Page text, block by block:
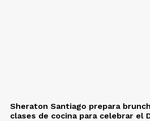
Sheraton Santiago prepara
clases de cocina para celebrar el